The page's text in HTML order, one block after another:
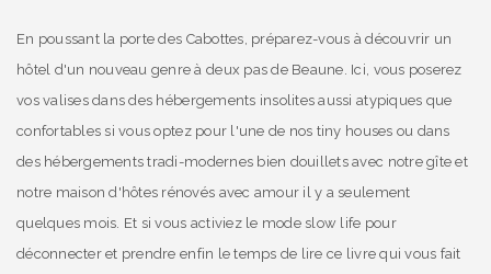
En poussant la porte des Cabottes, préparez-vous à découvrir un
hôtel d'un nouveau genre à deux pas de Beaune. Ici, vous poserez
vos valises dans des hébergements insolites aussi atypiques que
confortables si vous optez pour l'une de nos tiny houses ou dans
des hébergements tradi-modernes bien douillets avec notre gîte et
notre maison d'hôtes rénovés avec amour il y a seulement
quelques mois. Et si vous activiez le mode slow life pour
déconnecter et prendre enfin le temps de lire ce livre qui vous fait